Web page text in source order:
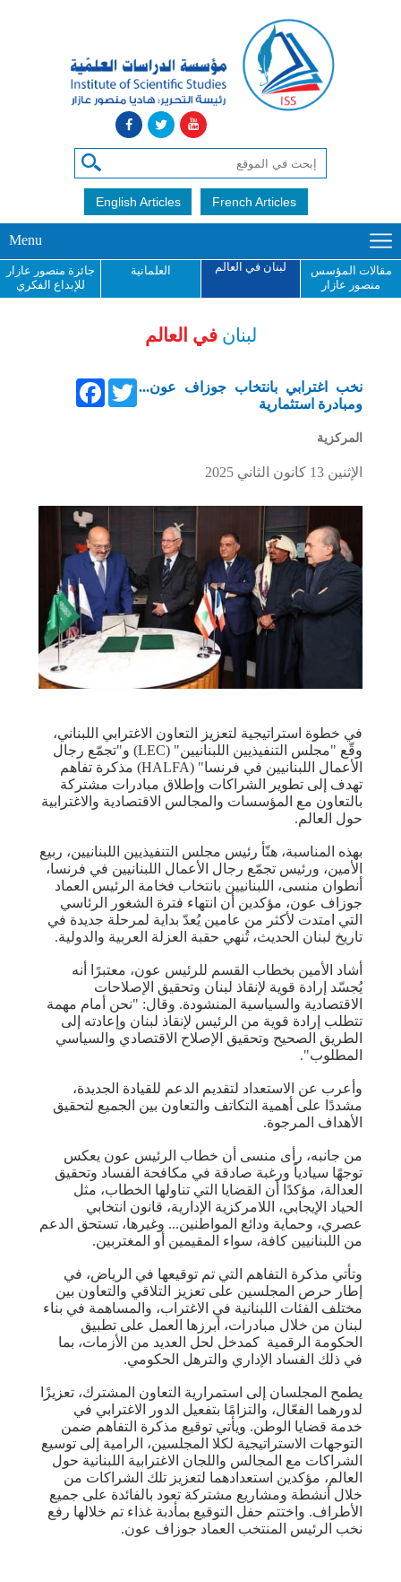
English Articles French Articles
Menu
مقالات المؤسس
منصور عازار
لبنان في العالم العلمانية
جائزة منصور عازار
للإبداع الفكري
لبنان في العالم
FacebookTwitterنخب اغترابي بانتخاب جوزاف عون...
ومبادرة استثمارية
المركزية
الإثنين 13 كانون الثاني 2025
في خطوة استراتيجية لتعزيز التعاون الاغترابي اللبناني،
وقّع "مجلس التنفيذيين اللبنانيين" (LEC) و"تجمّع رجال
الأعمال اللبنانيين في فرنسا" (HALFA) مذكرة تفاهم
تهدف إلى تطوير الشراكات وإطلاق مبادرات مشتركة
بالتعاون مع المؤسسات والمجالس الاقتصادية والاغترابية
حول العالم.
بهذه المناسبة، هنّأ رئيس مجلس التنفيذيين اللبنانيين، ربيع
الأمين، ورئيس تجمّع رجال الأعمال اللبنانيين في فرنسا،
أنطوان منسى، اللبنانيين بانتخاب فخامة الرئيس العماد
جوزاف عون، مؤكدين أن انتهاء فترة الشغور الرئاسي
التي امتدت لأكثر من عامين يُعدّ بداية لمرحلة جديدة في
تاريخ لبنان الحديث، تُنهي حقبة العزلة العربية والدولية.
أشاد الأمين بخطاب القسم للرئيس عون، معتبرًا أنه
يُجسّد إرادة قوية لإنقاذ لبنان وتحقيق الإصلاحات
الاقتصادية والسياسية المنشودة. وقال: "نحن أمام مهمة
تتطلب إرادة قوية من الرئيس لإنقاذ لبنان وإعادته إلى
الطريق الصحيح وتحقيق الإصلاح الاقتصادي والسياسي
المطلوب".
وأعرب عن الاستعداد لتقديم الدعم للقيادة الجديدة،
مشددًا على أهمية التكاتف والتعاون بين الجميع لتحقيق
الأهداف المرجوة.
من جانبه، رأى منسى أن خطاب الرئيس عون يعكس
توجهًا سيادياً ورغبة صادقة في مكافحة الفساد وتحقيق
العدالة، مؤكدًا أن القضايا التي تناولها الخطاب، مثل
الحياد الإيجابي، اللامركزية الإدارية، قانون انتخابي
عصري، وحماية ودائع المواطنين... وغيرها، تستحق الدعم
من اللبنانيين كافة، سواء المقيمين أو المغتربين.
وتأتي مذكرة التفاهم التي تم توقيعها في الرياض، في
إطار حرص المجلسين على تعزيز التلاقي والتعاون بين
مختلف الفئات اللبنانية في الاغتراب، والمساهمة في بناء
لبنان من خلال مبادرات، أبرزها العمل على تطبيق
الحكومة الرقمية كمدخل لحل العديد من الأزمات، بما
في ذلك الفساد الإداري والترهل الحكومي.
يطمح المجلسان إلى استمرارية التعاون المشترك، تعزيزًا
لدورهما الفعّال، والتزامًا بتفعيل الدور الاغترابي في
خدمة قضايا الوطن. ويأتي توقيع مذكرة التفاهم ضمن
التوجهات الاستراتيجية لكلا المجلسين، الرامية إلى توسيع
الشراكات مع المجالس واللجان الاغترابية اللبنانية حول
العالم، مؤكدين استعدادهما لتعزيز تلك الشراكات من
خلال أنشطة ومشاريع مشتركة تعود بالفائدة على جميع
الأطراف. واختتم حفل التوقيع بمأدبة غذاء تم خلالها رفع
نخب الرئيس المنتخب العماد جوزاف عون.